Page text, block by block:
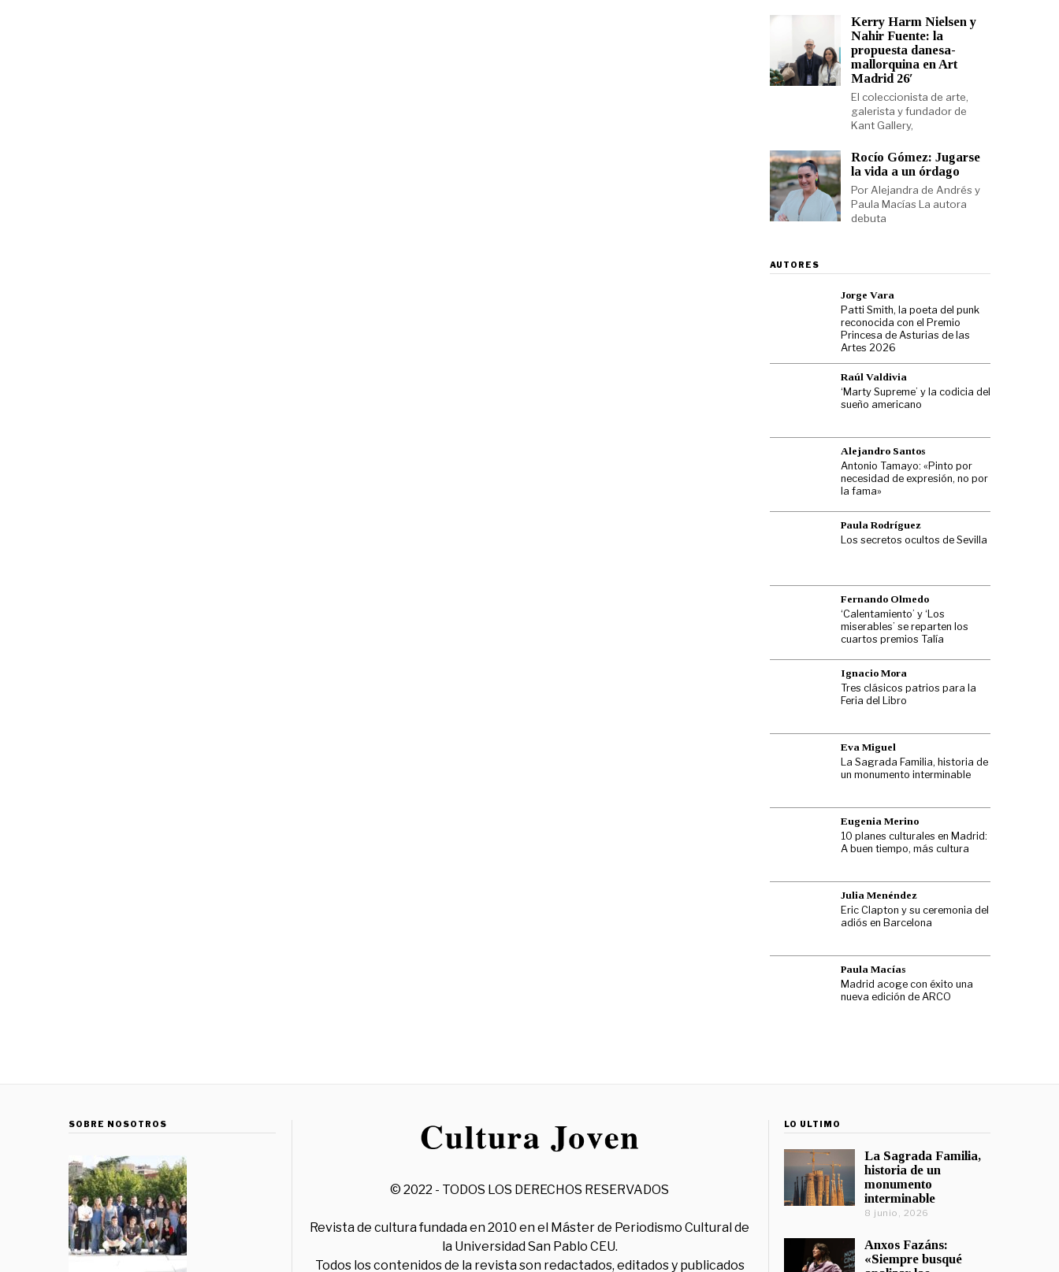
Kerry Harm Nielsen y
Nahir Fuente: la
propuesta danesa-
mallorquina en Art
Madrid 26′
El coleccionista de arte,
galerista y fundador de
Kant Gallery,
Rocío Gómez: Jugarse
la vida a un órdago
Por Alejandra de Andrés y
Paula Macías La autora
debuta
AUTORES
Jorge Vara
Patti Smith, la poeta del punk
reconocida con el Premio
Princesa de Asturias de las
Artes 2026
Raúl Valdivia
‘Marty Supreme’ y la codicia del
sueño americano
Alejandro Santos
Antonio Tamayo: «Pinto por
necesidad de expresión, no por
la fama»
Paula Rodríguez
Los secretos ocultos de Sevilla
Fernando Olmedo
‘Calentamiento’ y ‘Los
miserables’ se reparten los
cuartos premios Talía
Ignacio Mora
Tres clásicos patrios para la
Feria del Libro
Eva Miguel
La Sagrada Familia, historia de
un monumento interminable
Eugenia Merino
10 planes culturales en Madrid:
A buen tiempo, más cultura
Julia Menéndez
Eric Clapton y su ceremonia del
adiós en Barcelona
Paula Macías
Madrid acoge con éxito una
nueva edición de ARCO
SOBRE NOSOTROS
© 2022 - TODOS LOS DERECHOS RESERVADOS
Revista de cultura fundada en 2010 en el Máster de Periodismo Cultural de
la Universidad San Pablo CEU.
Todos los contenidos de la revista son redactados, editados y publicados
LO ÚLTIMO
La Sagrada Familia,
historia de un
monumento
interminable
8 junio, 2026
Anxos Fazáns:
«Siempre busqué